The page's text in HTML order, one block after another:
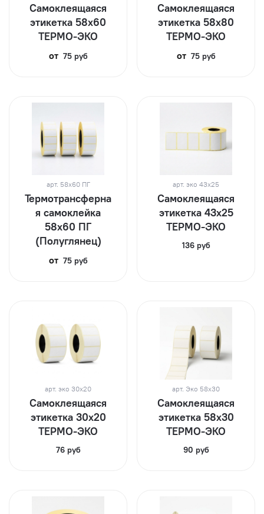
Самоклеящаяся
этикетка 58х60
ТЕРМО-ЭКО
от 75 руб
Самоклеящаяся
этикетка 58х80
ТЕРМО-ЭКО
от 75 руб
арт. 58х60 ПГ
Термотрансферна
я самоклейка
58х60 ПГ
(Полуглянец)
от 75 руб
арт. эко 43х25
Самоклеящаяся
этикетка 43х25
ТЕРМО-ЭКО
136 руб
арт. эко 30х20
Самоклеящаяся
этикетка 30х20
ТЕРМО-ЭКО
76 руб
арт. Эко 58х30
Самоклеящаяся
этикетка 58х30
ТЕРМО-ЭКО
90 руб